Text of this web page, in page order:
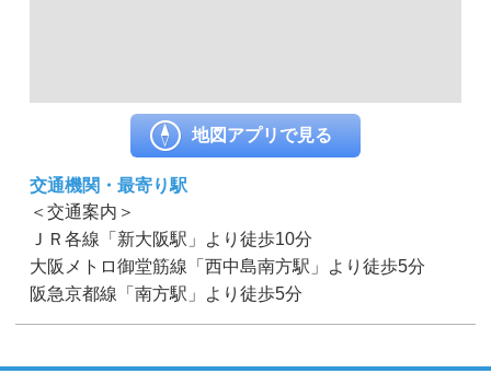
地図アプリで見る
交通機関・最寄り駅
＜交通案内＞
ＪＲ各線「新大阪駅」より徒歩10分
大阪メトロ御堂筋線「西中島南方駅」より徒歩5分
阪急京都線「南方駅」より徒歩5分